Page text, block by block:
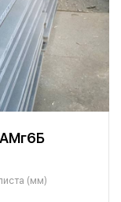
(мм)